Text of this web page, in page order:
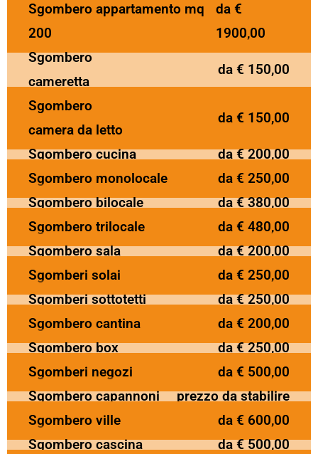
Sgombero appartamento mq
200
da €
1900,00
Sgombero
cameretta
da € 150,00
Sgombero
camera da letto
da € 150,00
Sgombero cucina
da € 200,00
Sgombero monolocale
da € 250,00
Sgombero bilocale
da € 380,00
Sgombero trilocale
da € 480,00
Sgombero sala
da € 200,00
Sgomberi solai
da € 250,00
Sgomberi sottotetti
da € 250,00
Sgombero cantina
da € 200,00
Sgombero box
da € 250,00
Sgomberi negozi
da € 500,00
Sgombero capannoni
prezzo da stabilire
Sgombero ville
da € 600,00
Sgombero cascina
da € 500,00